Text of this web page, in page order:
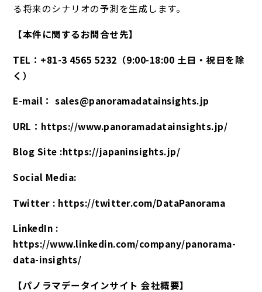
る将来のシナリオの予測を生成します。
【本件に関するお問合せ先】
TEL：+81-3 4565 5232（9:00-18:00 土日・祝日を除
く）
E-mail： sales@panoramadatainsights.jp
URL：https://www.panoramadatainsights.jp/
Blog Site :https://japaninsights.jp/
Social Media:
Twitter : https://twitter.com/DataPanorama
LinkedIn :
https://www.linkedin.com/company/panorama-
data-insights/
【パノラマデータインサイト 会社概要】